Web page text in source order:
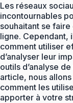
Les réseaux
incontournables
souhaitant se
ligne. Cependant,
comment utiliser
d’analyser leur
outils d’analyse
article, nous
comment les
apporter à votre